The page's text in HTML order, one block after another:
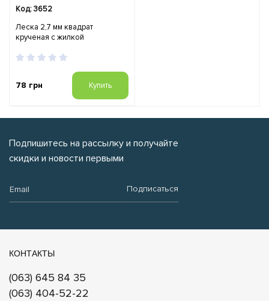
Код: 3652
Леска 2,7 мм квадрат
крученая с жилкой
78 грн Купить
Подпишитесь на рассылку и получайте
скидки и новости первыми
Подписаться
КОНТАКТЫ
(063) 645 84 35
(063) 404-52-22